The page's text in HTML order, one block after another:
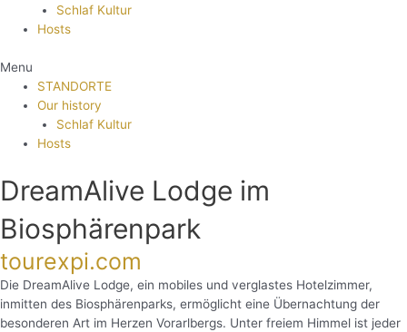
Schlaf Kultur
Hosts
Menu
STANDORTE
Our history
Schlaf Kultur
Hosts
DreamAlive Lodge im
Biosphärenpark
tourexpi.com
Die DreamAlive Lodge, ein mobiles und verglastes Hotelzimmer,
inmitten des Biosphärenparks, ermöglicht eine Übernachtung der
besonderen Art im Herzen Vorarlbergs. Unter freiem Himmel ist jeder